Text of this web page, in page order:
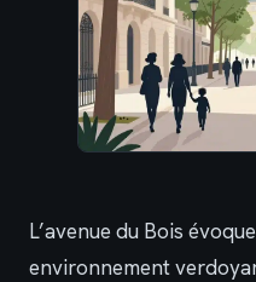
L’avenue du Bois
environnement